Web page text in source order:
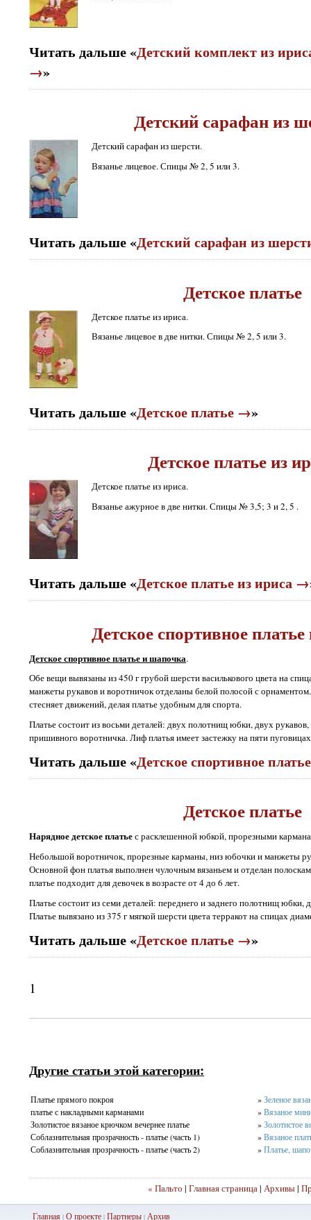
Читать дальше «Детский комплект из
→»
Детский сарафан из
Детский сарафан из шерсти.
Вязанье лицевое. Спицы № 2, 5 или 3.
Читать дальше «Детский сарафан из
Детское платье
Детское платье из ириса.
Вязанье лицевое в две нитки. Спицы № 2, 5 или 3.
Читать дальше «Детское платье →»
Детское платье из
Детское платье из ириса.
Вязанье ажурное в две нитки. Спицы № 3,5; 3 и 2, 5 .
Читать дальше «Детское платье из ириса →
Детское спортивное
Детское спортивное платье и шапочка.
Обе вещи вывязаны из 450 г грубой шерсти василькового цвета на
манжеты рукавов и воротничок отделаны белой полосой с
стесняет движений, делая платье удобным для спорта.
Платье состоит из восьми деталей: двух полотнищ юбки, двух
пришивного воротничка. Лиф платья имеет застежку на пяти
Читать дальше «Детское спортивное
Детское платье
Нарядное детское платьес расклешенной юбкой, прорезными
Небольшой воротничок, прорезные карманы, низ юбочки и манжеты
Основной фон платья выполнен чулочным вязаньем и отделан
платье подходит для девочек в возрасте от 4 до 6 лет.
Платье состоит из семи деталей: переднего и заднего полотнищ юбки,
Платье вывязано из 375 г мягкой шерсти цвета терракот на спицах
Читать дальше «Детское платье →»
1
Другие статьи этой категории:
Платье прямого покроя
платье с накладными карманами
Золотистое вязаное крючком вечернее платье
Соблазнительная прозрачность - платье (часть 1)
Соблазнительная прозрачность - платье (часть 2)
»Зеленое
»Вязаное
»Золотистое
»Вязаное
»Платье,
« Пальто | Главная страница| Архивы|
Главная| О проекте| Партнеры| Архив